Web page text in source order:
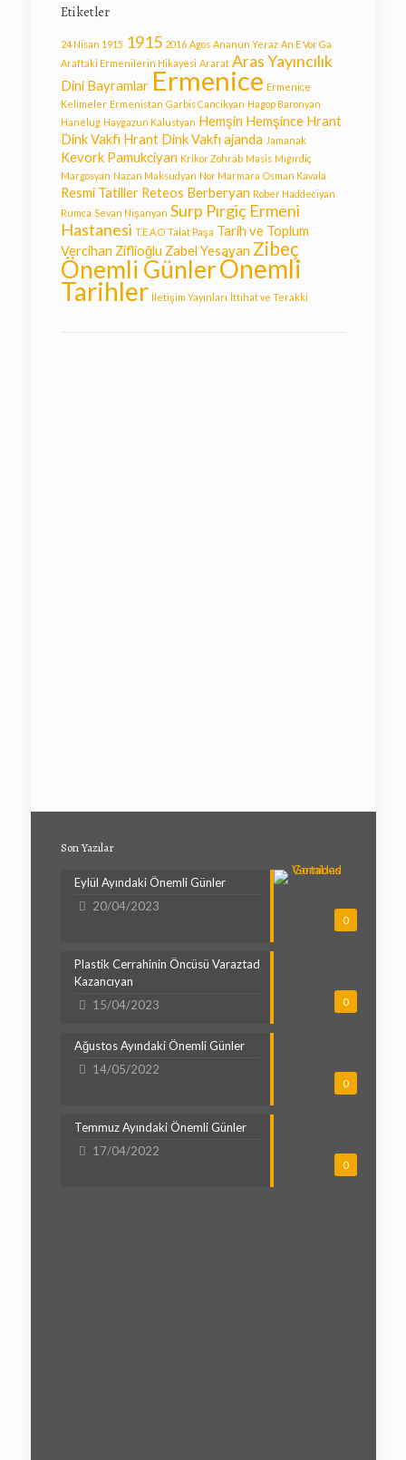
Etiketler
24 Nisan 1915 1915 2016 Agos Ananun Yeraz An E Vor Ga
Araftaki Ermenilerin Hikayesi Ararat Aras Yayıncılık
Dini Bayramlar Ermenice Ermenice
Kelimeler Ermenistan Garbis Cancikyan Hagop Baronyan
Hanelug Haygazun Kalustyan Hemşin Hemşince Hrant
Dink Vakfı Hrant Dink Vakfı ajanda Jamanak
Kevork Pamukciyan Krikor Zohrab Masis Mıgırdiç
Margosyan Nazan Maksudyan Nor Marmara Osman Kavala
Resmi Tatiller Reteos Berberyan Rober Haddeciyan
Rumca Sevan Nişanyan Surp Pırgiç Ermeni
Hastanesi T.E.A.O Talat Paşa Tarih ve Toplum
Vercihan Ziflioğlu Zabel Yesayan Zibeç
Önemli GünlerÖnemli
Tarihler İletişim Yayınları İttihat ve Terakki
Son Yazılar
0
Eylül Ayındaki Önemli Günler
20/04/2023
0
Plastik Cerrahinin Öncüsü Varaztad
Kazancıyan
15/04/2023
0
Ağustos Ayındaki Önemli Günler
14/05/2022
0
Temmuz Ayındaki Önemli Günler
17/04/2022